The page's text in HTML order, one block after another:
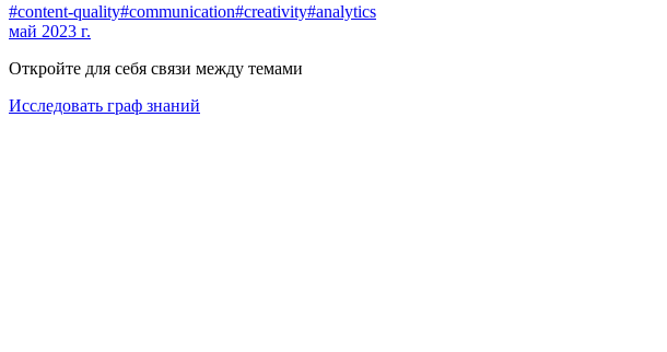
#content-quality#communication#creativity#analytics
май 2023 г.
Откройте для себя связи между темами
Исследовать граф знаний